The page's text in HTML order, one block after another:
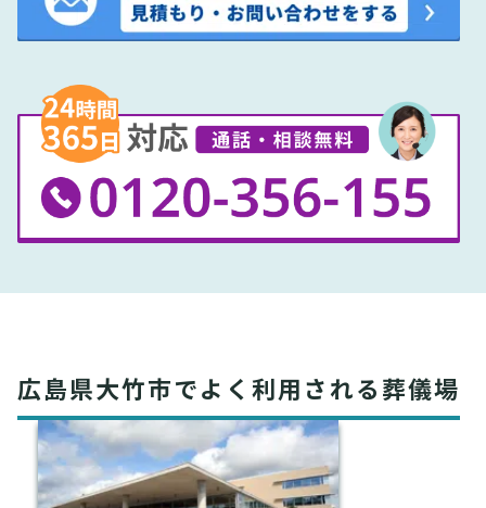
広島県大竹市でよく利用される葬儀場